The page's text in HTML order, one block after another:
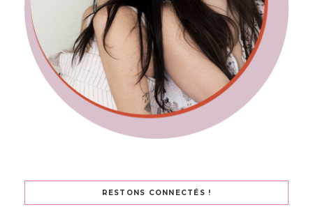
RESTONS CONNECTÉS !